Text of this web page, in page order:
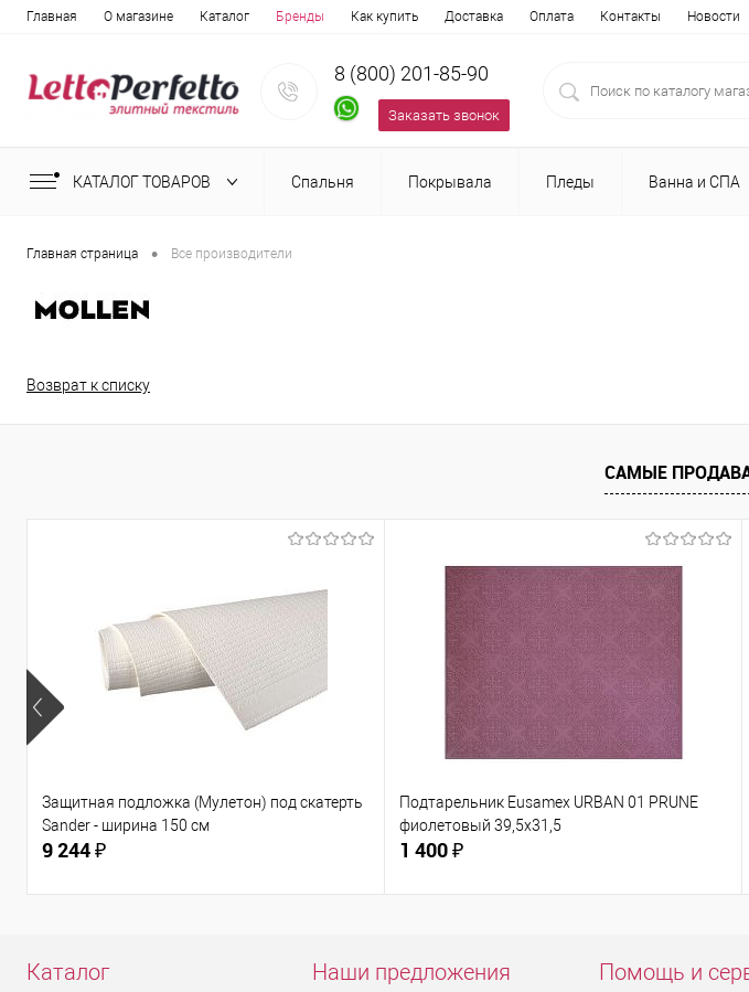
Главная О магазине Каталог Бренды Как купить Доставка Оплата Контакты Новости
8 (800) 201-85-90
Заказать звонок
КАТАЛОГ ТОВАРОВ Спальня Покрывала Пледы Ванна и СПА
Главная страница • Все производители
Возврат к списку
САМЫЕ
Защитная подложка (Мулетон) под скатерть
Sander - ширина 150 см
9 244 ₽
Подтарельник Eusamex URBAN 01 PRUNE
фиолетовый 39,5х31,5
1 400 ₽
Каталог Наши предложения Помощь и